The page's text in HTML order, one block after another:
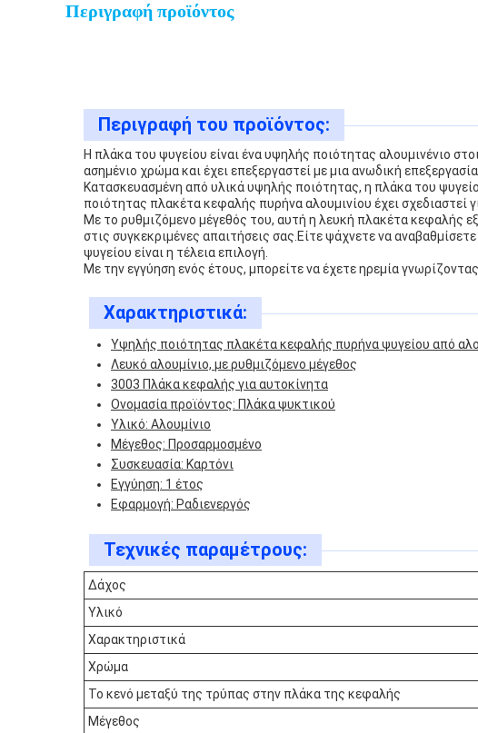
Περιγραφή προϊόντος
Περιγραφή του προϊόντος:
Η πλάκα του ψυγείου είναι ένα υψηλής ποιότητας αλουμινένιο
ασημένιο χρώμα και έχει επεξεργαστεί με μια ανωδική
Κατασκευασμένη από υλικά υψηλής ποιότητας, η πλάκα του
ποιότητας πλακέτα κεφαλής πυρήνα αλουμινίου έχει σχεδιαστεί
Με το ρυθμιζόμενο μέγεθός του, αυτή η λευκή πλακέτα κεφαλής
στις συγκεκριμένες απαιτήσεις σας.Είτε ψάχνετε να
ψυγείου είναι η τέλεια επιλογή.
Με την εγγύηση ενός έτους, μπορείτε να έχετε ηρεμία
Χαρακτηριστικά:
Υψηλής ποιότητας πλακέτα κεφαλής πυρήνα ψυγείου από
Λευκό αλουμίνιο, με ρυθμιζόμενο μέγεθος
3003 Πλάκα κεφαλής για αυτοκίνητα
Ονομασία προϊόντος: Πλάκα ψυκτικού
Υλικό: Αλουμίνιο
Μέγεθος: Προσαρμοσμένο
Συσκευασία: Καρτόνι
Εγγύηση: 1 έτος
Εφαρμογή: Ραδιενεργός
Τεχνικές παραμέτρους:
Δάχος
Υλικό
Χαρακτηριστικά
Χρώμα
Το κενό μεταξύ της τρύπας στην πλάκα της κεφαλής
Μέγεθος